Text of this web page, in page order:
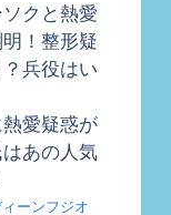
クと熱愛
！整形疑
兵役はい
愛疑惑が
あの人気
ーンフジオ